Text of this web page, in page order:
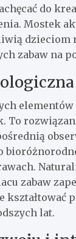
do
Mostek
dzieciom
zabaw na
To
zabaw
kształtować
lat.